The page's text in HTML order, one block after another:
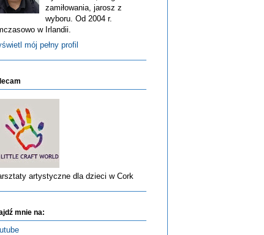
zamiłowania, jarosz z
wyboru. Od 2004 r.
w Irlandii.
mój pełny profil
artystyczne dla dzieci w Cork
mnie na: